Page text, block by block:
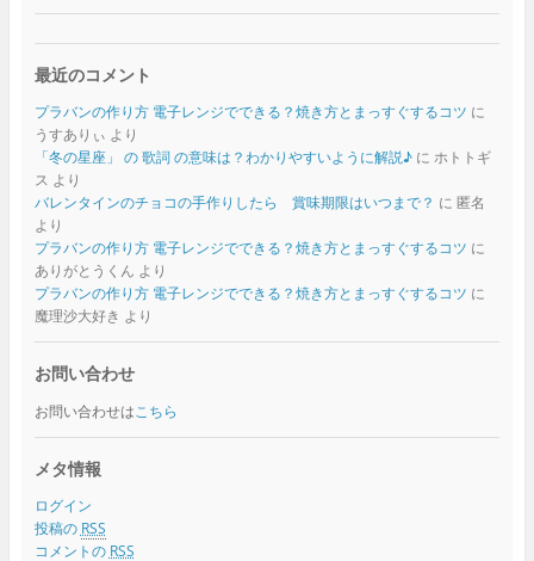
最近のコメント
プラバンの作り方 電子レンジでできる？焼き方とまっすぐするコツ に
うすありぃ より
「冬の星座」 の 歌詞 の意味は？わかりやすいように解説♪に ホトトギ
ス より
バレンタインのチョコの手作りしたら 賞味期限はいつまで？ に 匿名
より
プラバンの作り方 電子レンジでできる？焼き方とまっすぐするコツ に
ありがとうくん より
プラバンの作り方 電子レンジでできる？焼き方とまっすぐするコツ に
魔理沙大好き より
お問い合わせ
お問い合わせはこちら
メタ情報
ログイン
投稿の RSS
コメントの RSS